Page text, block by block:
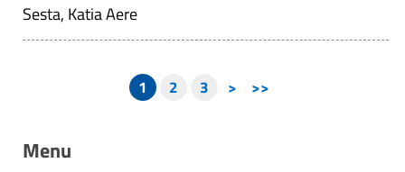
Sesta, Katia Aere
1 2 3 > >>
Menu